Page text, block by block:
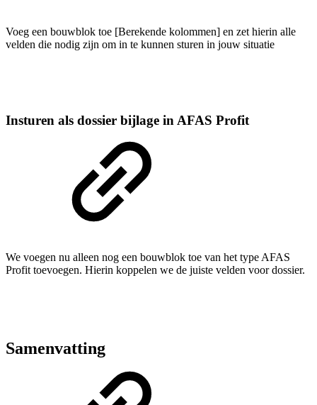
Voeg een bouwblok toe [Berekende kolommen] en zet hierin alle
velden die nodig zijn om in te kunnen sturen in jouw situatie
Insturen als dossier bijlage in AFAS Profit
We voegen nu alleen nog een bouwblok toe van het type AFAS
Profit toevoegen. Hierin koppelen we de juiste velden voor dossier.
Samenvatting